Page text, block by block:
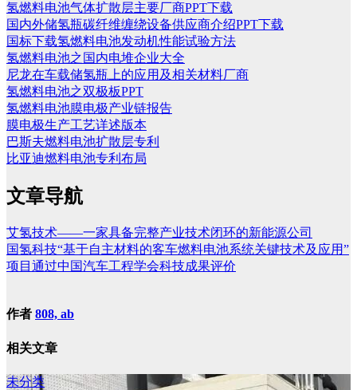
氢燃料电池气体扩散层主要厂商PPT下载
国内外储氢瓶碳纤维缠绕设备供应商介绍PPT下载
国标下载氢燃料电池发动机性能试验方法
氢燃料电池之国内电堆企业大全
尼龙在车载储氢瓶上的应用及相关材料厂商
氢燃料电池之双极板PPT
氢燃料电池膜电极产业链报告
膜电极生产工艺详述版本
巴斯夫燃料电池扩散层专利
比亚迪燃料电池专利布局
文章导航
艾氢技术——一家具备完整产业技术闭环的新能源公司
国氢科技“基于自主材料的客车燃料电池系统关键技术及应用”
项目通过中国汽车工程学会科技成果评价
作者 808, ab
相关文章
未分类